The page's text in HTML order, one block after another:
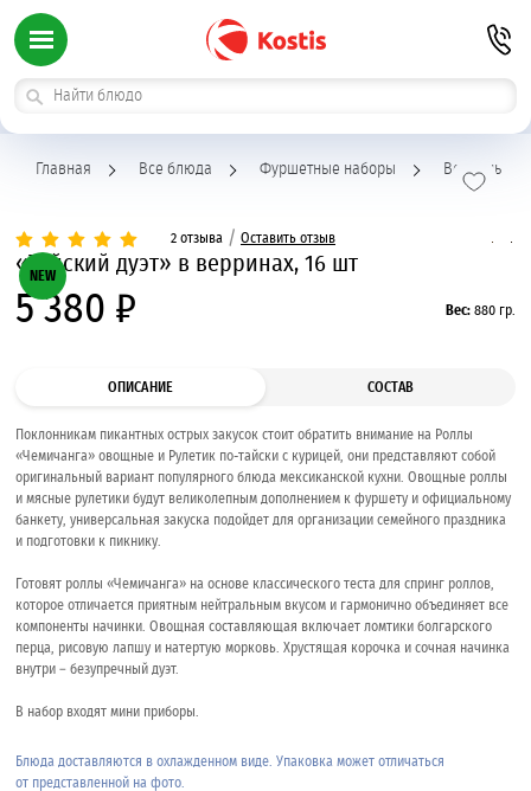
Главная Все блюда Фуршетные наборы Веррины
2 отзыва / Оставить отзыв
NEW
«Тайский дуэт» в верринах, 16 шт
5 380 ₽ Вес: 880 гр.
ОПИСАНИЕ СОСТАВ
Поклонникам пикантных острых закусок стоит обратить внимание на Роллы
«Чемичанга» овощные и Рулетик по-тайски с курицей, они представляют собой
оригинальный вариант популярного блюда мексиканской кухни. Овощные роллы
и мясные рулетики будут великолепным дополнением к фуршету и официальному
банкету, универсальная закуска подойдет для организации семейного праздника
и подготовки к пикнику.
Готовят роллы «Чемичанга» на основе классического теста для спринг роллов,
которое отличается приятным нейтральным вкусом и гармонично объединяет все
компоненты начинки. Овощная составляющая включает ломтики болгарского
перца, рисовую лапшу и натертую морковь. Хрустящая корочка и сочная начинка
внутри – безупречный дуэт.
В набор входят мини приборы.
Блюда доставляются в охлажденном виде. Упаковка может отличаться
от представленной на фото.